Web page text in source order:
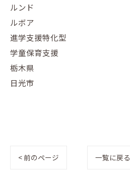
ルンド
ルボア
進学支援特化型
学童保育支援
栃木県
日光市
< 前のページ 一覧に戻る